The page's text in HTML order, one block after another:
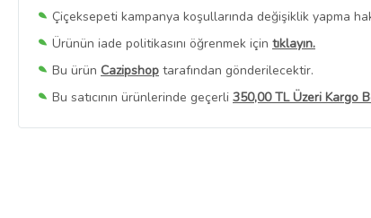
Çiçeksepeti kampanya koşullarında değişiklik yapma
Ürünün iade politikasını öğrenmek için tıklayın.
Bu ürün Cazipshop tarafından gönderilecektir.
Bu satıcının ürünlerinde geçerli 350,00 TL Üzeri Kargo
Bu SatıcınınTüm Ürünlerini Görüntüle